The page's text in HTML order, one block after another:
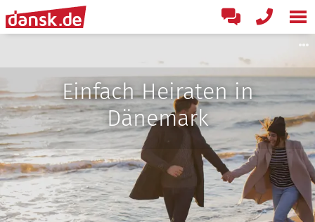
Einfach Heiraten in
Dänemark